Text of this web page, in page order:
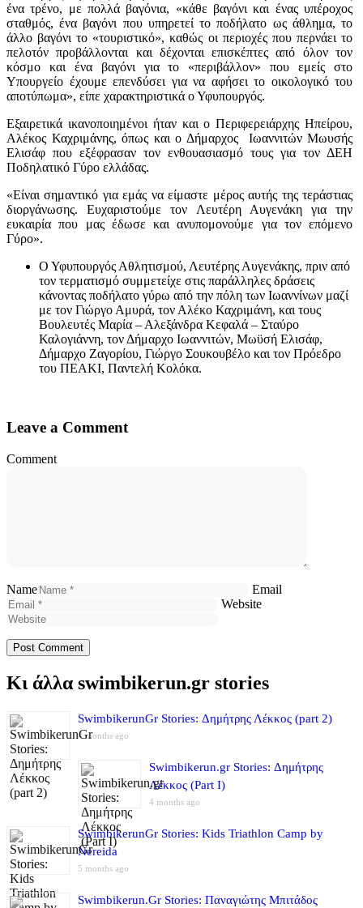
ένα τρένο, με πολλά βαγόνια, «κάθε βαγόνι και ένας υπέροχος
σταθμός, ένα βαγόνι που υπηρετεί το ποδήλατο ως άθλημα, το
άλλο βαγόνι το «τουριστικό», καθώς οι περιοχές που περνάει το
πελοτόν προβάλλονται και δέχονται επισκέπτες από όλον τον
κόσμο και ένα βαγόνι για το «περιβάλλον» που εμείς στο
Υπουργείο έχουμε επενδύσει για να αφήσει το οικολογικό του
αποτύπωμα», είπε χαρακτηριστικά ο Υφυπουργός.
Εξαιρετικά ικανοποιημένοι ήταν και ο Περιφερειάρχης Ηπείρου,
Αλέκος Καχριμάνης, όπως και ο Δήμαρχος Ιωαννιτών Μωυσής
Ελισάφ που εξέφρασαν τον ενθουασιασμό τους για τον ΔΕΗ
Ποδηλατικό Γύρο ελλάδας.
«Είναι σημαντικό για εμάς να είμαστε μέρος αυτής της τεράστιας
διοργάνωσης. Ευχαριστούμε τον Λευτέρη Αυγενάκη για την
ευκαιρία που μας έδωσε και ανυπομονούμε για τον επόμενο
Γύρο».
Ο Υφυπουργός Αθλητισμού, Λευτέρης Αυγενάκης, πριν από
τον τερματισμό συμμετείχε στις παράλληλες δράσεις
κάνοντας ποδήλατο γύρω από την πόλη των Ιωαννίνων μαζί
με τον Γιώργο Αμυρά, τον Αλέκο Καχριμάνη, και τους
Βουλευτές Μαρία – Αλεξάνδρα Κεφαλά – Σταύρο
Καλογιάννη, τον Δήμαρχο Ιωαννιτών, Μωϋσή Ελισάφ,
Δήμαρχο Ζαγορίου, Γιώργο Σουκουβέλο και τον Πρόεδρο
του ΠΕΑΚΙ, Παντελή Κολόκα.
Leave a Comment
Comment
Name
Email
Website
Κι άλλα swimbikerun.gr stories
SwimbikerunGr Stories: Δημήτρης Λέκκος (part 2)
4 months ago
Swimbikerun.gr Stories: Δημήτρης
Λέκκος (Part I)
4 months ago
SwimbikerunGr Stories: Kids Triathlon Camp by
Nereida
5 months ago
Swimbikerun.Gr Stories: Παναγιώτης Μπιτάδος